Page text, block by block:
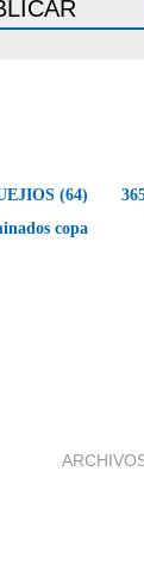
(64)
copa